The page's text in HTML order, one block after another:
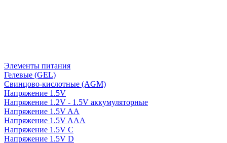
Элементы питания
Гелевые (GEL)
Свинцово-кислотные (AGM)
Напряжение 1.5V
Напряжение 1.2V - 1.5V аккумуляторные
Напряжение 1.5V AA
Напряжение 1.5V AAA
Напряжение 1.5V C
Напряжение 1.5V D